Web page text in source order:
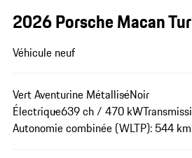
2026 Porsche Macan
Véhicule neuf
Vert Aventurine MétalliséNoir
Électrique639 ch / 470 kW
Autonomie combinée (WLTP): 544 km